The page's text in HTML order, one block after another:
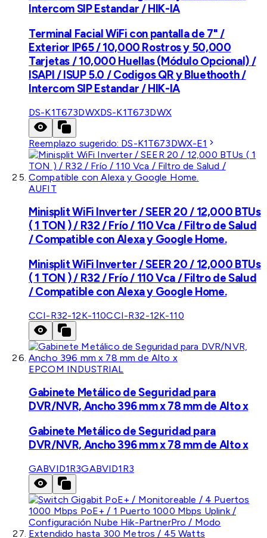
Intercom SIP Estandar / HIK-IA
Terminal Facial WiFi con pantalla de 7" /
Exterior IP65 / 10,000 Rostros y 50,000
Tarjetas / 10,000 Huellas (Módulo Opcional) /
ISAPI / ISUP 5.0 / Codigos QR y Bluethooth /
Intercom SIP Estandar / HIK-IA
DS-K1T673DWXDS-K1T673DWX
Reemplazo sugerido: DS-K1T673DWX-E1
AUFIT
Minisplit WiFi Inverter / SEER 20 / 12,000 BTUs
( 1 TON ) / R32 / Frío / 110 Vca / Filtro de Salud
/ Compatible con Alexa y Google Home.
Minisplit WiFi Inverter / SEER 20 / 12,000 BTUs
( 1 TON ) / R32 / Frío / 110 Vca / Filtro de Salud
/ Compatible con Alexa y Google Home.
CCI-R32-12K-110CCI-R32-12K-110
EPCOM INDUSTRIAL
Gabinete Metálico de Seguridad para
DVR/NVR, Ancho 396 mm x 78 mm de Alto x
Gabinete Metálico de Seguridad para
DVR/NVR, Ancho 396 mm x 78 mm de Alto x
GABVID1R3GABVID1R3